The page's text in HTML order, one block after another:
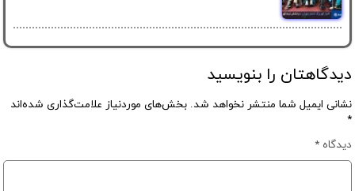
دیدگاهتان را بنویسید
نشانی ایمیل شما منتشر نخواهد شد. بخش‌های موردنیاز علامت‌گذاری شده‌اند
*
دیدگاه*